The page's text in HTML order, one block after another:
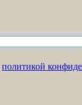
политикой